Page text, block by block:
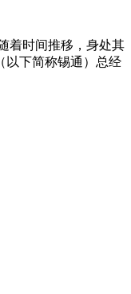
着时间推移，身处其
以下简称锡通）总经